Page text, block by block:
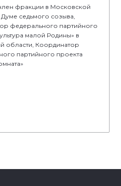
фракции в Московской
седьмого созыва,
федерального партийного
малой Родины» в
области, Координатор
партийного проекта